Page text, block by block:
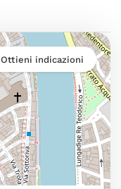
Ottieni indicazioni